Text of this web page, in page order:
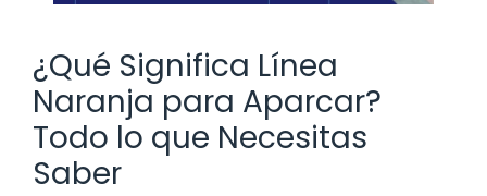
¿Qué Significa Línea
Naranja para Aparcar?
Todo lo que Necesitas
Saber